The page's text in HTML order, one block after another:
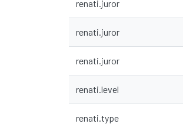
renati.juror
renati.juror
renati.juror
renati.level
renati.type